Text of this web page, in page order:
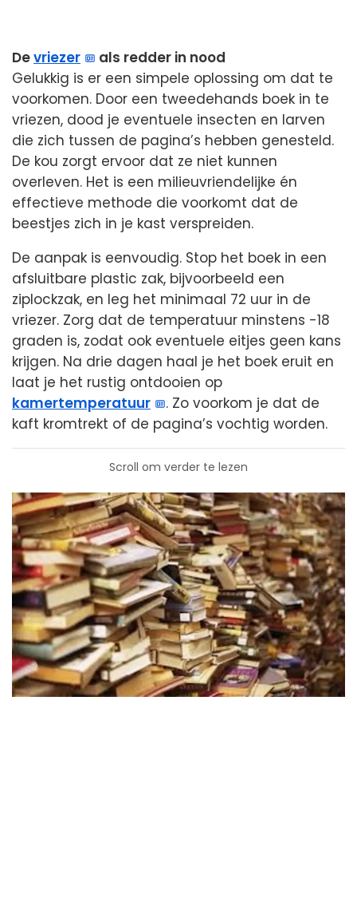
Devriezer
als redder in nood
Gelukkig is er een simpele oplossing om dat te
voorkomen. Door een tweedehands boek in te
vriezen, dood je eventuele insecten en larven
die zich tussen de pagina’s hebben genesteld.
De kou zorgt ervoor dat ze niet kunnen
overleven. Het is een milieuvriendelijke én
effectieve methode die voorkomt dat de
beestjes zich in je kast verspreiden.
De aanpak is eenvoudig. Stop het boek in een
afsluitbare plastic zak, bijvoorbeeld een
ziplockzak, en leg het minimaal 72 uur in de
vriezer. Zorg dat de temperatuur minstens -18
graden is, zodat ook eventuele eitjes geen kans
krijgen. Na drie dagen haal je het boek eruit en
laat je het rustig ontdooien op
kamertemperatuur
. Zo voorkom je dat de
kaft kromtrekt of de pagina’s vochtig worden.
Scroll om verder te lezen